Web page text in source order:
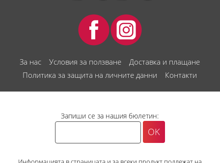
За нас Условия за ползване
Доставка и плащане
Политика за защита на личните данни
Контакти
Запиши се за нашия бюлетин: